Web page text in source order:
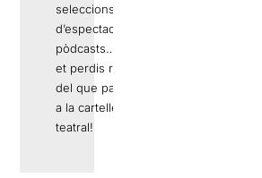
seleccions
d’espectacles,
pòdcasts… No
et perdis res
del que passa
a la cartellera
teatral!